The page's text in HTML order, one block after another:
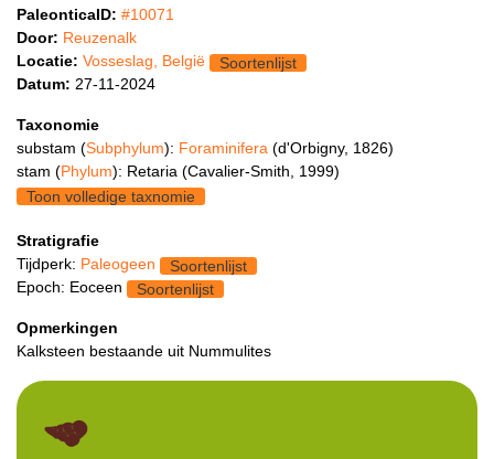
PaleonticaID: #10071
Door: Reuzenalk
Locatie: Vosseslag, België
Soortenlijst
Datum: 27-11-2024
Taxonomie
substam (Subphylum): Foraminifera (d'Orbigny, 1826)
stam (Phylum): Retaria (Cavalier-Smith, 1999)
Toon volledige taxnomie
Stratigrafie
Tijdperk: Paleogeen
Soortenlijst
Epoch: Eoceen
Soortenlijst
Opmerkingen
Kalksteen bestaande uit Nummulites